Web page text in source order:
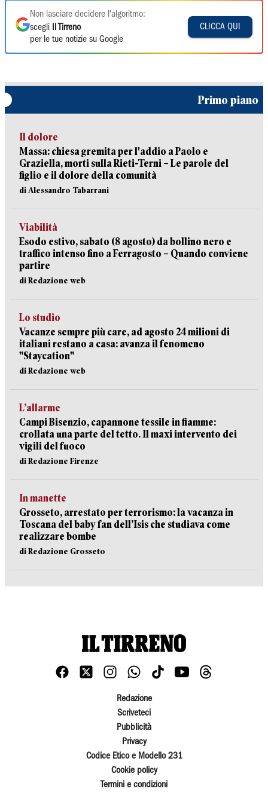
Non lasciare decidere l'algoritmo:
scegli
Il Tirreno
per le tue notizie su Google
CLICCA QUI
Primo piano
Il dolore
Massa: chiesa gremita per l'addio a Paolo e
Graziella, morti sulla Rieti-Terni – Le parole del
figlio e il dolore della comunità
di Alessandro Tabarrani
Viabilità
Esodo estivo, sabato (8 agosto) da bollino nero e
traffico intenso fino a Ferragosto – Quando conviene
partire
di Redazione web
Lo studio
Vacanze sempre più care, ad agosto 24 milioni di
italiani restano a casa: avanza il fenomeno
"Staycation"
di Redazione web
L’allarme
Campi Bisenzio, capannone tessile in fiamme:
crollata una parte del tetto. Il maxi intervento dei
vigili del fuoco
di Redazione Firenze
In manette
Grosseto, arrestato per terrorismo: la vacanza in
Toscana del baby fan dell’Isis che studiava come
realizzare bombe
di Redazione Grosseto
Redazione
Scriveteci
Pubblicità
Privacy
Codice Etico e Modello 231
Cookie policy
Termini e condizioni